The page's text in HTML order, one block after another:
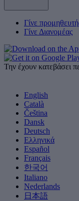
Γίνε
Γίνε Διανομέας
Την έχουν κατεβάσει
English
Català
Čeština
Dansk
Deutsch
Ελληνικά
Español
Français
한국어
Italiano
Nederlands
日本語